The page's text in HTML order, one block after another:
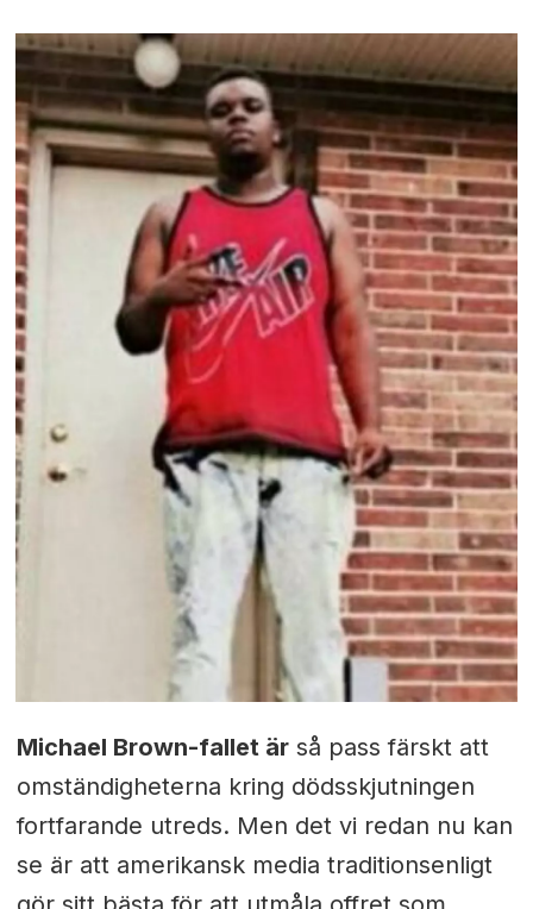
Michael Brown-fallet ärså pass färskt att
omständigheterna kring dödsskjutningen
fortfarande utreds. Men det vi redan nu kan
se är att amerikansk media traditionsenligt